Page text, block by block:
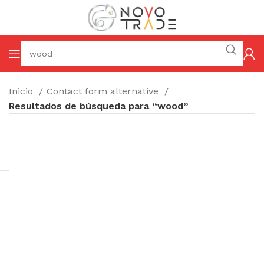
Inicio
Contact form alternative
Resultados de búsqueda para “wood”